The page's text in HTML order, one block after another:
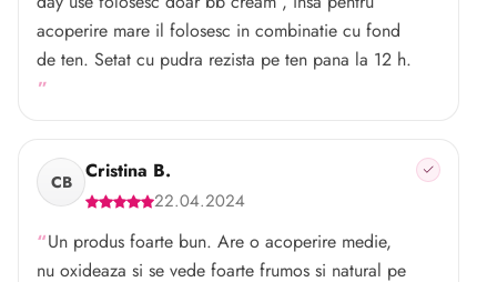
acoperire mare il folosesc in combinatie cu fond
de ten. Setat cu pudra rezista pe ten pana la 12 h.
CB Cristina B.
22.04.2024
Un produs foarte bun. Are o acoperire medie,
nu oxideaza si se vede foarte frumos si natural pe